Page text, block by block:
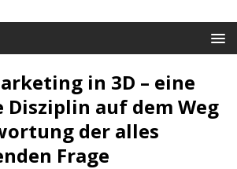
in 3D – eine
Disziplin auf dem Weg
der alles
Frage